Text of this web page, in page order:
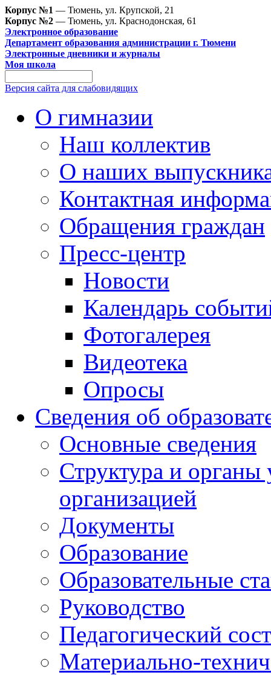
Корпус №1 — Тюмень, ул. Крупской, 21
Корпус №2 — Тюмень, ул. Краснодонская, 61
Электронное образование
Департамент образования администрации г. Тюмени
Электронные дневники и журналы
Моя школа
Версия сайта для слабовидящих
О гимназии
Наш коллектив
О наших
Контактная
Обращения граждан
Пресс-центр
Новости
Календарь
Фотогалерея
Видеотека
Опросы
Сведения об
Основные сведения
Структура и органы
организацией
Документы
Образование
Образовательные
Руководство
Педагогический
Материально-